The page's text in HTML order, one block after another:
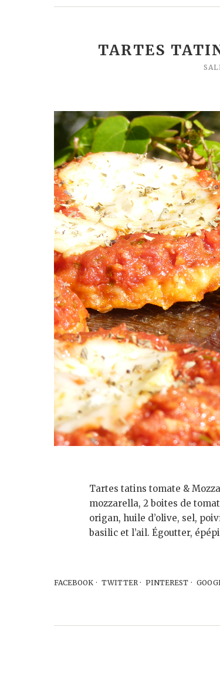
TARTES
Tartes tatins tomate &
mozzarella, 2 boites de
origan, huile d’olive, sel,
basilic et l’ail. Égoutter,
FACEBOOK TWITTER PINTEREST